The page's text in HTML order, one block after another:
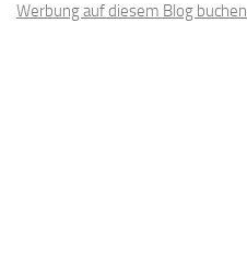
Werbung auf diesem Blog buchen